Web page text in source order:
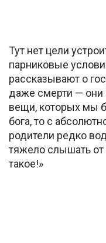
Тут нет цели
парниковые
рассказывают о
даже смерти — они
вещи, которых мы
бога, то с
родители редко
тяжело слышать от
такое!»